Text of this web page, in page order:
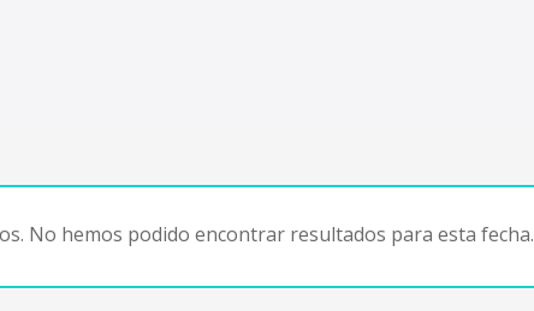
No hemos podido encontrar resultados para esta fecha.